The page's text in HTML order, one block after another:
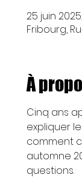
25 juin
Fribourg,
À
Cinq ans
expliquer
comment
automne
questions.